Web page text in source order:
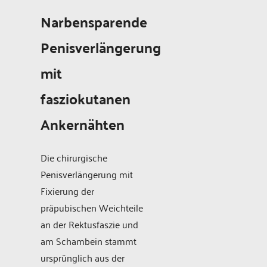
Narbensparende
Penisverlängerung
mit
fasziokutanen
Ankernähten
Die chirurgische
Penisverlängerung mit
Fixierung der
präpubischen Weichteile
an der Rektusfaszie und
am Schambein stammt
ursprünglich aus der